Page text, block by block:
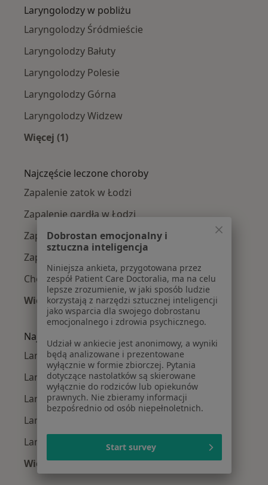
Laryngolodzy w pobliżu
Laryngolodzy Śródmieście
Laryngolodzy Bałuty
Laryngolodzy Polesie
Laryngolodzy Górna
Laryngolodzy Widzew
Więcej (1)
Najczęście leczone choroby
Zapalenie zatok w Łodzi
Zapalenie gardła w Łodzi
Zapalenie krtani w Łodzi
Zapalenie ucha w Łodzi
Choroby laryngologiczne w Łodzi
Więcej (15)
Więcej w kategorii: Najczęście leczone
Najpopularniejsze ubezpieczenia
Laryngolodzy z Allianz w Łodzi
Laryngolodzy z Medicover w Łodzi
Laryngolodzy z PZU Zdrowie w Łodzi
Laryngolodzy z Signal Iduna w Łodzi
Laryngolodzy z TU Zdrowie w Łodzi
Więcej (1)
Więcej w kategorii: Najpopularniejsze
Dobrostan emocjonalny i
sztuczna inteligencja
Niniejsza ankieta, przygotowana przez
zespół Patient Care Doctoralia, ma na celu
lepsze zrozumienie, w jaki sposób ludzie
korzystają z narzędzi sztucznej inteligencji
jako wsparcia dla swojego dobrostanu
emocjonalnego i zdrowia psychicznego.
Udział w ankiecie jest anonimowy, a wyniki
będą analizowane i prezentowane
wyłącznie w formie zbiorczej. Pytania
dotyczące nastolatków są skierowane
wyłącznie do rodziców lub opiekunów
prawnych. Nie zbieramy informacji
bezpośrednio od osób niepełnoletnich.
Start survey